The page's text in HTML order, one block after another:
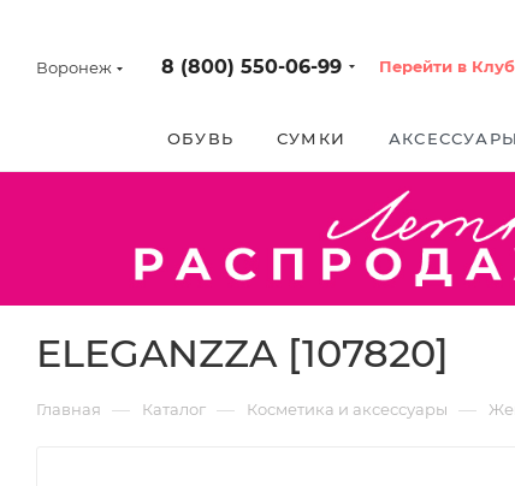
Воронеж 8 (800) 550-06-99 Перейти в
ОБУВЬ СУМКИ АКСЕССУАРЫ
ELEGANZZA [107820]
Главная — Каталог — Косметика и аксессуары —